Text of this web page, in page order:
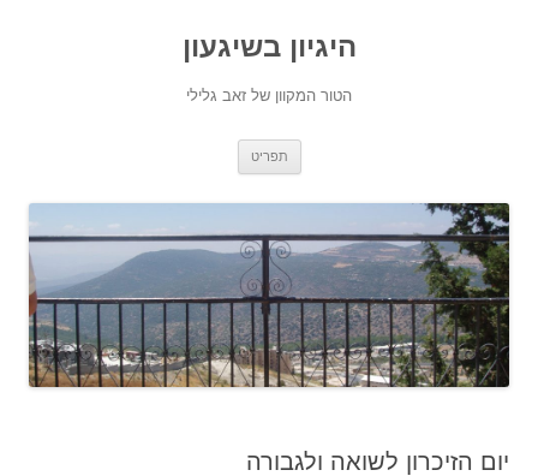
היגיון בשיגעון
הטור המקוון של זאב גלילי
תפריט
יום הזיכרון לשואה ולגבורה